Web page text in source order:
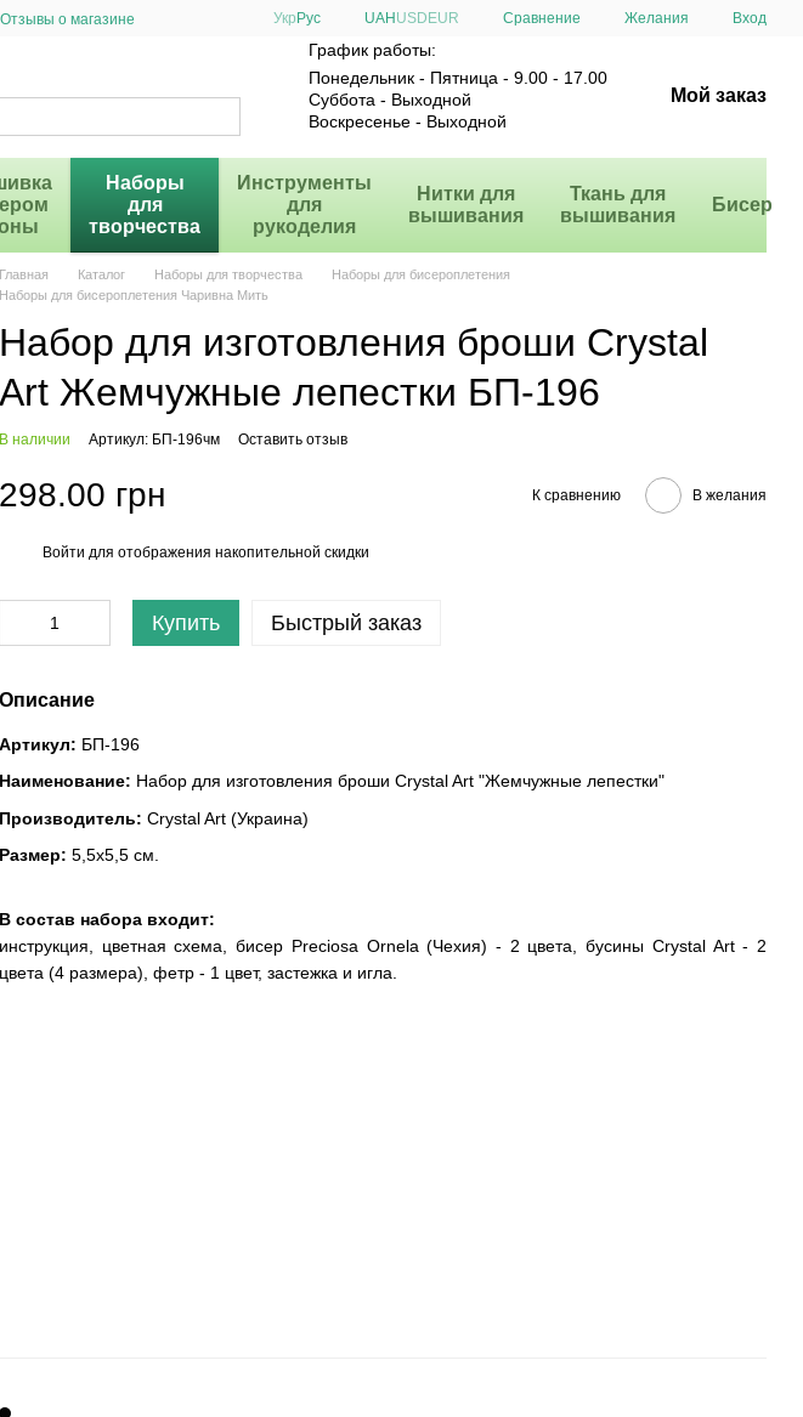
Отзывы о магазине
Укр Рус UAH USD EUR Сравнение Желания Вход
График работы:
Понедельник - Пятница - 9.00 - 17.00
Суббота - Выходной
Воскресенье - Выходной
Мой заказ
Наборы
для
творчества
Инструменты
для
рукоделия
Нитки для
вышивания
Ткань для
вышивания
Бисер
Главная Каталог Наборы для творчества
Наборы для бисероплетения
Наборы для бисероплетения Чаривна Мить
Набор для изготовления броши Crystal
Art Жемчужные лепестки БП-196
В наличии Артикул: БП-196чм Оставить отзыв
298.00 грн К сравнению В желания
Войти для отображения накопительной скидки
Купить Быстрый заказ
Описание
Артикул: БП-196
Наименование: Набор для изготовления броши Crystal Art "Жемчужные лепестки"
Производитель: Crystal Art (Украина)
Размер: 5,5х5,5 см.
В состав набора входит:
инструкция, цветная схема, бисер Preciosa Ornela (Чехия) - 2 цвета, бусины Crystal Art - 2
цвета (4 размера), фетр - 1 цвет, застежка и игла.